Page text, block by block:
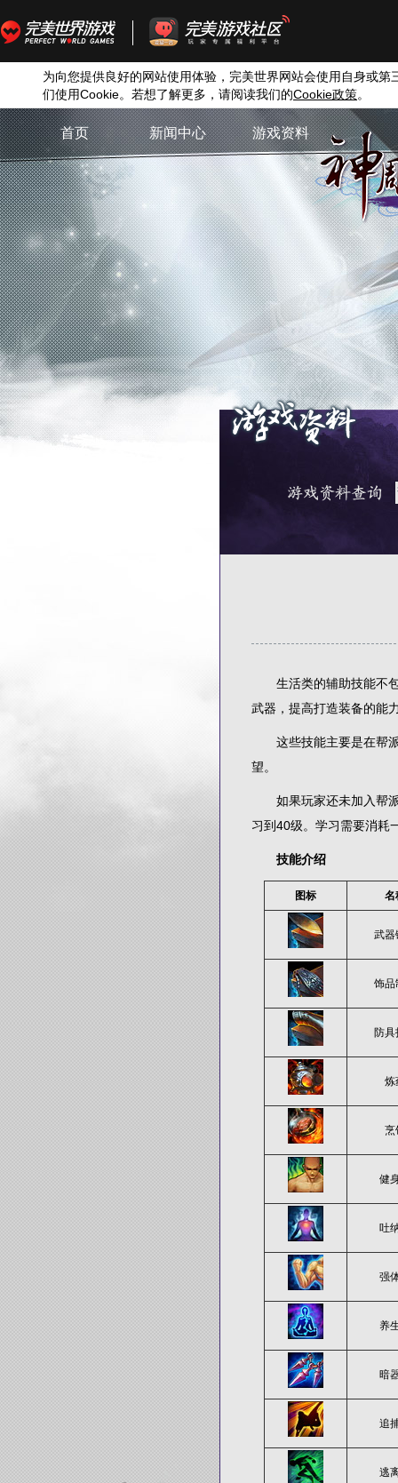
为向您提供良好的网站使用体验，完美世界网站会使用自身或第
们使用Cookie。若想了解更多，请阅读我们的Cookie政策。
首页 新闻中心 游戏资料
生活类的辅助技能不包
武器，提高打造装备的能
这些技能主要是在帮派
望。
如果玩家还未加入帮派
习到40级。学习需要消耗
技能介绍
图标 名
武器
饰品
防具
炼
烹
健
吐
强
养
暗
追
逃